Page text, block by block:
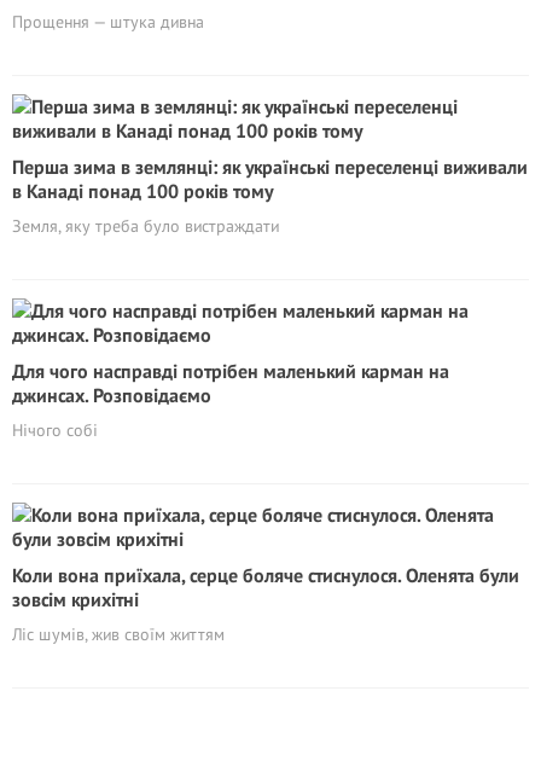
Прощення — штука дивна
Перша зима в землянці: як українські переселенці виживали
в Канаді понад 100 років тому
Земля, яку треба було вистраждати
Для чого насправді потрібен маленький карман на
джинсах. Розповідаємо
Нічого собі
Коли вона приїхала, серце боляче стиснулося. Оленята були
зовсім крихітні
Ліс шумів, жив своїм життям